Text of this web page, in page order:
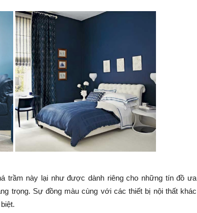
trầm này lại như được dành riêng cho những tín đồ ưa
trọng. Sự đồng màu cùng với các thiết bị nội thất khác